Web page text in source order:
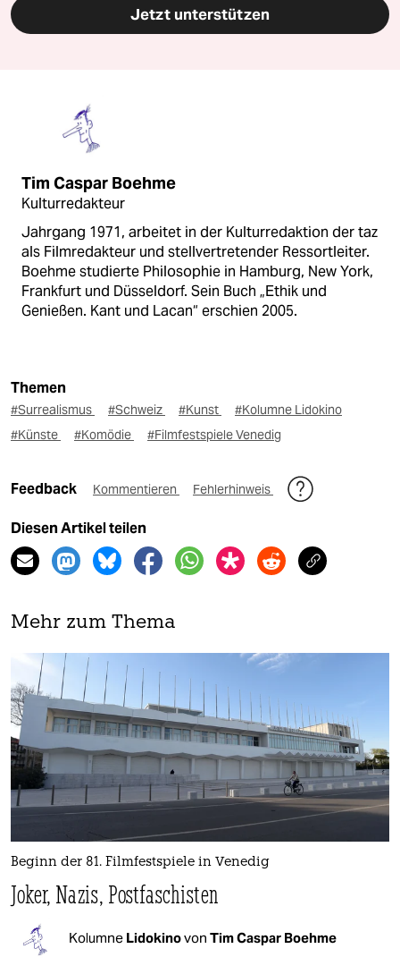
Jetzt unterstützen
Tim Caspar Boehme
Kulturredakteur
Jahrgang 1971, arbeitet in der Kulturredaktion der taz
als Filmredakteur und stellvertretender Ressortleiter.
Boehme studierte Philosophie in Hamburg, New York,
Frankfurt und Düsseldorf. Sein Buch „Ethik und
Genießen. Kant und Lacan“ erschien 2005.
Themen
#Surrealismus #Schweiz #Kunst
#Kolumne Lidokino
#Künste
#Komödie #Filmfestspiele Venedig
Feedback Kommentieren Fehlerhinweis
Diesen Artikel teilen
Mehr zum Thema
Beginn der 81. Filmfestspiele in Venedig
Joker, Nazis, Postfaschisten
Kolumne Lidokinovon Tim Caspar Boehme